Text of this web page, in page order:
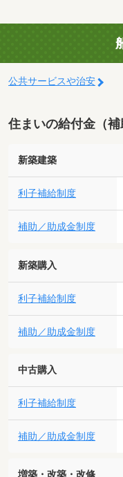
公共サービスや治安
住まいの給付金（補
新築建築
利子補給制度
補助／助成金制度
新築購入
利子補給制度
補助／助成金制度
中古購入
利子補給制度
補助／助成金制度